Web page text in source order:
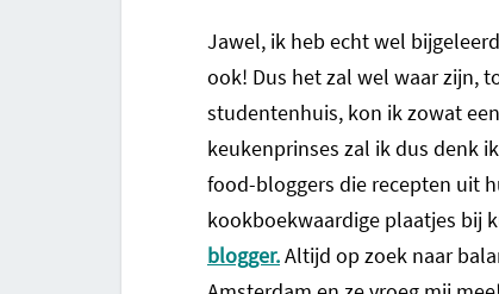
Jawel, ik heb echt wel
ook! Dus het zal wel waar zijn,
studentenhuis, kon ik zowat
keukenprinses zal ik dus denk
food-bloggers die recepten uit
kookboekwaardige plaatjes bij
blogger.Altijd op zoek naar